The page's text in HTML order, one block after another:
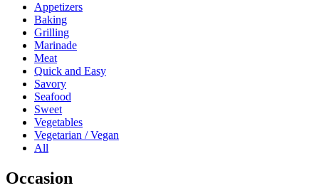
Appetizers
Baking
Grilling
Marinade
Meat
Quick and Easy
Savory
Seafood
Sweet
Vegetables
Vegetarian / Vegan
All
Occasion